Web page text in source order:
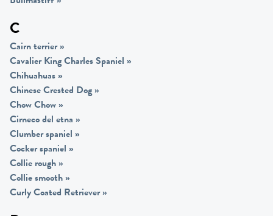
C
Cairn terrier»
Cavalier King Charles Spaniel »
Chihuahuas»
Chinese Crested Dog»
Chow Chow»
Cirneco del etna »
Clumber spaniel »
Cocker spaniel »
Collie rough»
Collie smooth»
Curly Coated Retriever»